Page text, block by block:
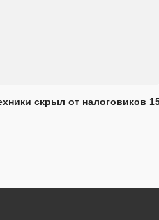
скрыл от налоговиков